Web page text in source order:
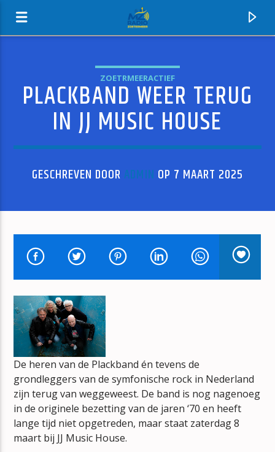
MZ-RADIO
HUIDIG NUMMER
OUR SONG
ANNE-MARIE
mz-radio
ZOETRMEERACTIEF
PLACKBAND WEER TERUG
IN JJ MUSIC HOUSE
GESCHREVEN DOOR ADMIN OP 7 MAART 2025
De heren van de Plackband én tevens de
grondleggers van de symfonische rock in Nederland
zijn terug van weggeweest. De band is nog nagenoeg
in de originele bezetting van de jaren ‘70 en heeft
lange tijd niet opgetreden, maar staat zaterdag 8
maart bij JJ Music House.